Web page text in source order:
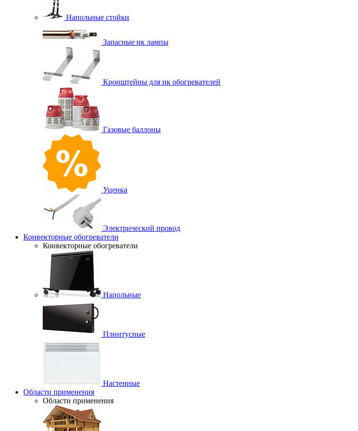
Напольные стойки
Запасные ик лампы
Кронштейны для ик обогревателей
Газовые баллоны
Уценка
Электрический провод
Конвекторные обогреватели
Конвекторные обогреватели
Напольные
Плинтусные
Настенные
Области применения
Области применения